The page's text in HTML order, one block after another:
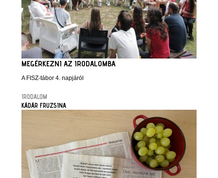
MEGÉRKEZNI AZ IRODALOMBA
A FISZ-tábor 4. napjáról
IRODALOM
KÁDÁR FRUZSINA